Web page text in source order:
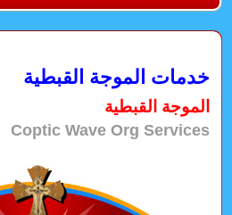
خدمات الموجة القبطية
الموجة القبطية
Coptic Wave Org Services